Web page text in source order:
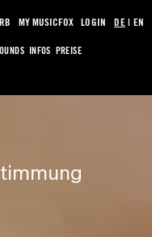
INFOS PREISE
MY MUSICFOX LOGIN DE| EN